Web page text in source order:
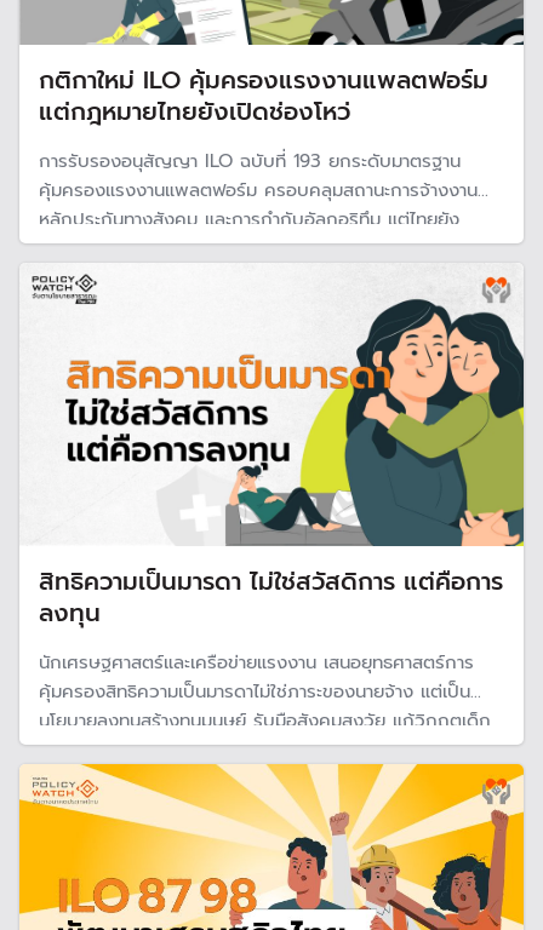
กติกาใหม่ ILO คุ้มครองแรงงานแพลตฟอร์ม
แต่กฎหมายไทยยังเปิดช่องโหว่
การรับรองอนุสัญญา ILO ฉบับที่ 193 ยกระดับมาตรฐาน
คุ้มครองแรงงานแพลตฟอร์ม ครอบคลุมสถานะการจ้างงาน
หลักประกันทางสังคม และการกำกับอัลกอริทึม แต่ไทยยัง
เผชิญโจทย์ใหญ่จากช่องว่างทางกฎหมาย ท่ามกลางแรงงาน
แพลตฟอร์มกว่า 1 ล้านคนที่ยังรอความชัดเจนเรื่องสิทธิและ
หลักประกัน
สิทธิความเป็นมารดา ไม่ใช่สวัสดิการ แต่คือการ
ลงทุน
นักเศรษฐศาสตร์และเครือข่ายแรงงาน เสนอยุทธศาสตร์การ
คุ้มครองสิทธิความเป็นมารดาไม่ใช่ภาระของนายจ้าง แต่เป็น
นโยบายลงทุนสร้างทุนมนุษย์ รับมือสังคมสูงวัย แก้วิกฤตเด็ก
เกิดน้อย แก้ปัญหาโครงสร้างประชากร